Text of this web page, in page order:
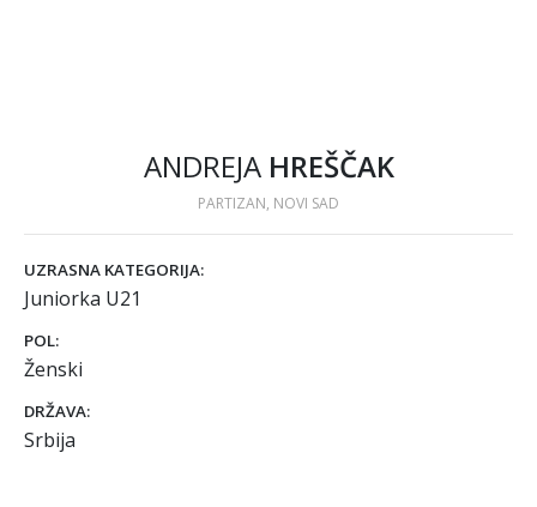
ANDREJA HREŠČAK
PARTIZAN, NOVI SAD
UZRASNA KATEGORIJA:
Juniorka U21
POL:
Ženski
DRŽAVA:
Srbija